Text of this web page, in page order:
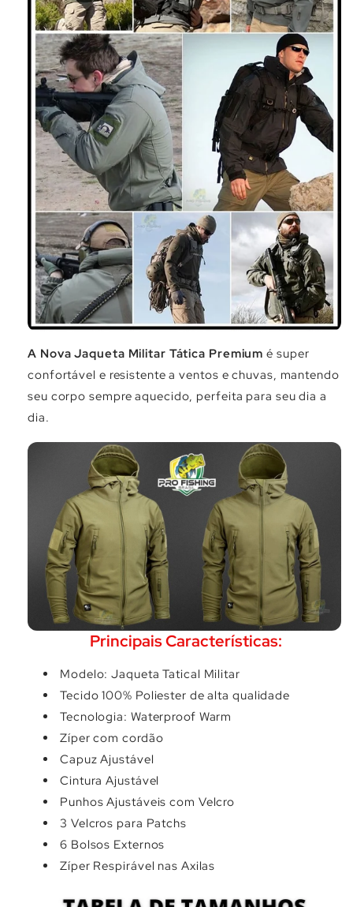
A Nova Jaqueta Militar Tática Premium é super
confortável e resistente a ventos e chuvas, mantendo
seu corpo sempre aquecido, perfeita para seu dia a
dia.
Principais Características:
Modelo: Jaqueta Tatical Militar
Tecido 100% Poliester de alta qualidade
Tecnologia: Waterproof Warm
Zíper com cordão
Capuz Ajustável
Cintura Ajustável
Punhos Ajustáveis com Velcro
3 Velcros para Patchs
6 Bolsos Externos
Zíper Respirável nas Axilas